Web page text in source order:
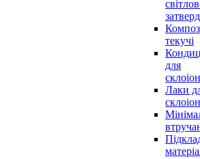
текучі
для
Лаки